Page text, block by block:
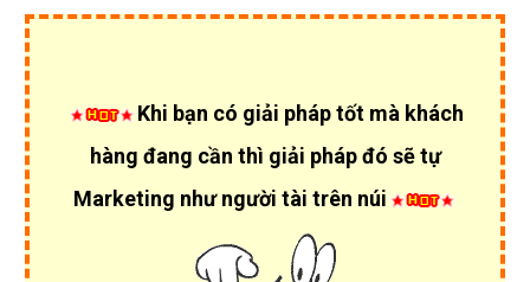
Khi bạn có giải pháp tốt mà khách
hàng đang cần thì giải pháp đó sẽ tự
Marketing như người tài trên núi